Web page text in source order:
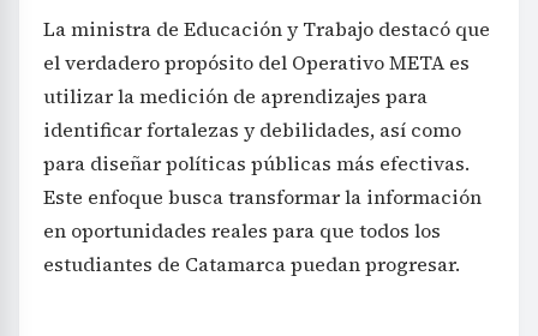
La ministra de Educación y Trabajo destacó que
el verdadero propósito del Operativo META es
utilizar la medición de aprendizajes para
identificar fortalezas y debilidades, así como
para diseñar políticas públicas más efectivas.
Este enfoque busca transformar la información
en oportunidades reales para que todos los
estudiantes de Catamarca puedan progresar.